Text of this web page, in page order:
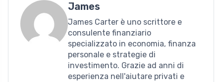
James
James Carter è uno scrittore e
consulente finanziario
specializzato in economia, finanza
personale e strategie di
investimento. Grazie ad anni di
esperienza nell'aiutare privati ​​e